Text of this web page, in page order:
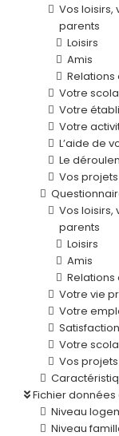
Vos loisirs,
parents
Loisirs
Amis
Votre
Votre
Votre
L’aide de
Le
Vos
Vos loisirs,
parents
Loisirs
Amis
Votre vie
Votre
Votre
Vos
Fichier
Niveau
Niveau